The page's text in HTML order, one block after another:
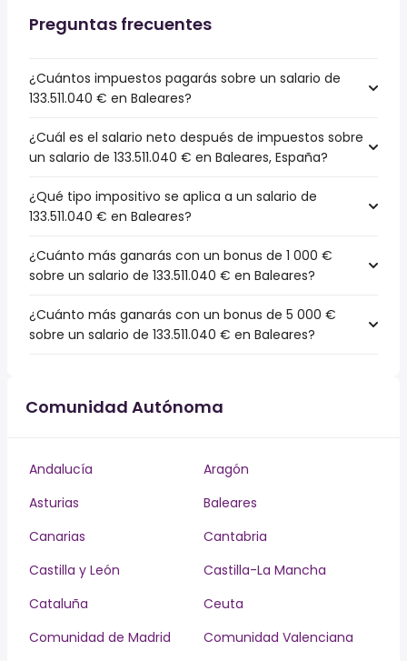
Preguntas frecuentes
¿Cuántos impuestos pagarás sobre un salario de
133.511.040 € en Baleares?
¿Cuál es el salario neto después de impuestos sobre
un salario de 133.511.040 € en Baleares, España?
¿Qué tipo impositivo se aplica a un salario de
133.511.040 € en Baleares?
¿Cuánto más ganarás con un bonus de 1 000 €
sobre un salario de 133.511.040 € en Baleares?
¿Cuánto más ganarás con un bonus de 5 000 €
sobre un salario de 133.511.040 € en Baleares?
Comunidad Autónoma
Andalucía
Aragón
Asturias
Baleares
Canarias
Cantabria
Castilla y León
Castilla-La Mancha
Cataluña
Ceuta
Comunidad de Madrid
Comunidad Valenciana